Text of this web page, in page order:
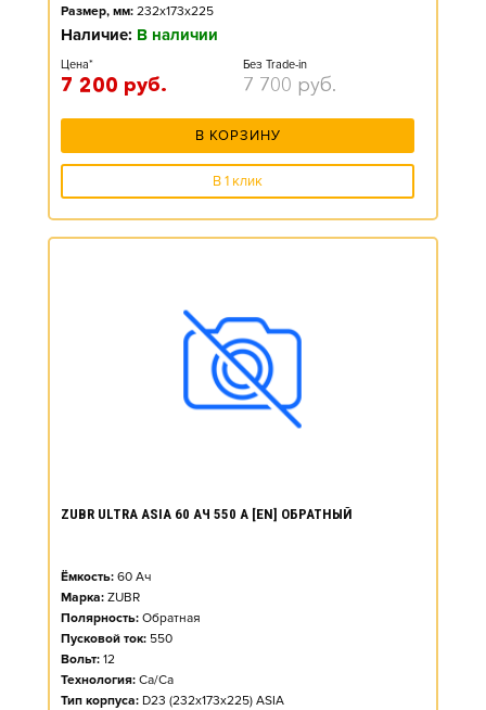
Размер, мм: 232x173x225
Наличие: В наличии
Цена*
7 200 руб.
Без Trade-in
7 700 руб.
В КОРЗИНУ
В 1 клик
ZUBR ULTRA ASIA 60 АЧ 550 А [EN] ОБРАТНЫЙ
Ёмкость: 60 Ач
Марка: ZUBR
Полярность: Обратная
Пусковой ток: 550
Вольт: 12
Технология: Ca/Ca
Тип корпуса: D23 (232x173x225) ASIA